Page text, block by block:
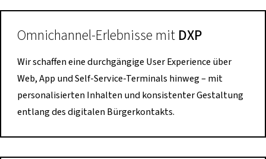
Omnichannel-Erlebnisse mit DXP
Wir schaffen eine durchgängige User Experience über
Web, App und Self-Service-Terminals hinweg – mit
personalisierten Inhalten und konsistenter Gestaltung
entlang des digitalen Bürgerkontakts.